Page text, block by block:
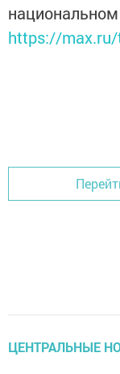
https://
ЦЕНТРАЛЬНЫЕ